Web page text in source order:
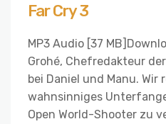
Far Cry 3
MP3 Audio [37
Grohé, Chefredakteur
bei Daniel und Manu. Wir
wahnsinniges
Open World-Shooter zu